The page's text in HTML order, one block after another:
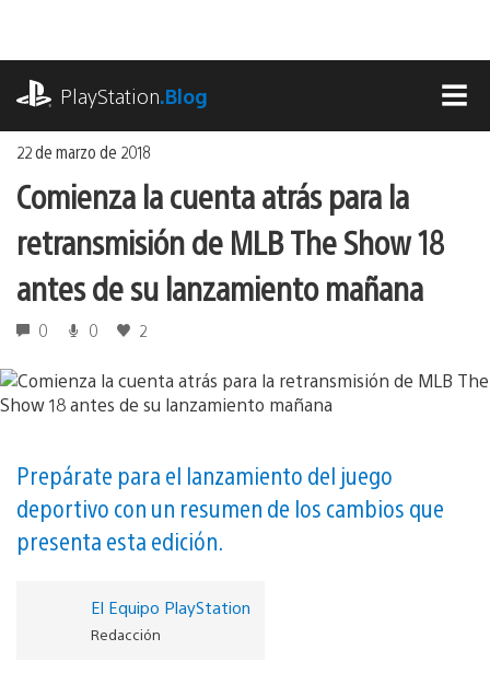
contenido
PlayStation.Blog
22 de marzo de 2018
Comienza la cuenta atrás para la
retransmisión de MLB The Show 18
antes de su lanzamiento mañana
0 0 2
Prepárate para el lanzamiento del juego
deportivo con un resumen de los cambios que
presenta esta edición.
El Equipo PlayStation
Redacción